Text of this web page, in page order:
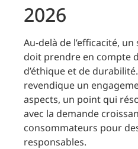
2026
Au-delà de l’efficacité,
doit prendre en compte
d’éthique et de
revendique un
aspects, un point qui
avec la demande
consommateurs pour
responsables.